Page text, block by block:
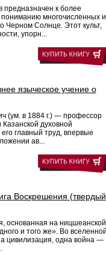
предназначен к более
пониманию многочисленных и
Солнце. Этот культ,
упорн...
языческое учение о
(ум. в 1884 г.) — профессор
духовной
главный труд, впервые
ав...
Воскрешения (твердый
основанная на ницшеанской
и того же». Во
цивилизация, одна война —